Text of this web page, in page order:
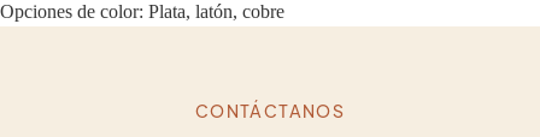
Opciones de color: Plata, latón, cobre
CONTÁCTANOS